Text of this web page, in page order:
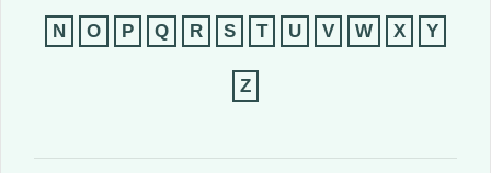
N O P Q R S T U V W X Y
Z